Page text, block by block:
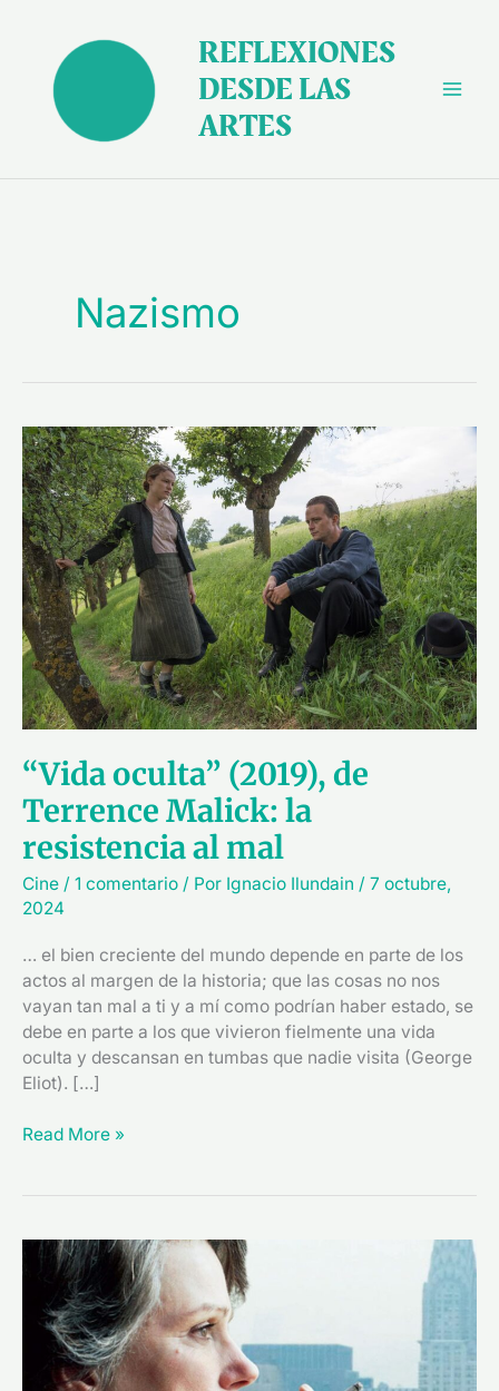
contenido
REFLEXIONES
DESDE LAS
ARTES
Nazismo
“Vida oculta” (2019), de
Terrence Malick: la
resistencia al mal
Cine / 1 comentario / Por Ignacio Ilundain / 7 octubre,
2024
… el bien creciente del mundo depende en parte de los
actos al margen de la historia; que las cosas no nos
vayan tan mal a ti y a mí como podrían haber estado, se
debe en parte a los que vivieron fielmente una vida
oculta y descansan en tumbas que nadie visita (George
Eliot). […]
“Vida
oculta”
(2019),
de
Terrence
Malick:
la
resistencia
al
mal
Read More »
“Hannah
Arendt”
(2012),
una
reflexión
sobre